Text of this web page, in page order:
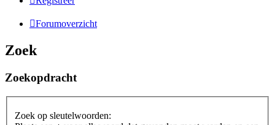
Forumoverzicht
Zoek
Zoekopdracht
Zoek op sleutelwoorden: